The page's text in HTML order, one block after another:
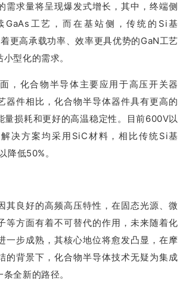
需求量将呈现爆发式增长，其中，终端侧
GaAs工艺，而在基站侧，传统的Si基
更高承载功率、效率更具优势的GaN工艺
型化的需求。
化合物半导体主要应用于高压开关器
器件相比，化合物半导体器件具有更高的
量损耗和更好的高温稳定性。目前600V以
决方案均采用SiC材料，相比传统Si基
降低50%。
良好的高频高压特性，在固态光源、微
等方面有着不可替代的作用，未来随着化
一步成熟，其核心地位将愈发凸显，在摩
的背景下，化合物半导体技术无疑为集成
全新的路径。